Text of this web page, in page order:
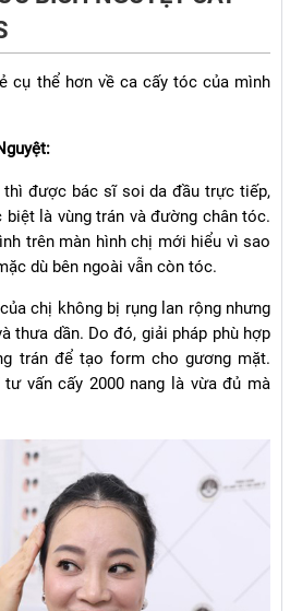
cụ thể hơn về ca cấy tóc của mình
thì được bác sĩ soi da đầu trực tiếp,
là vùng trán và đường chân tóc.
trên màn hình chị mới hiểu vì sao
dù bên ngoài vẫn còn tóc.
chị không bị rụng lan rộng nhưng
thưa dần. Do đó, giải pháp phù hợp
trán để tạo form cho gương mặt.
vấn cấy 2000 nang là vừa đủ mà